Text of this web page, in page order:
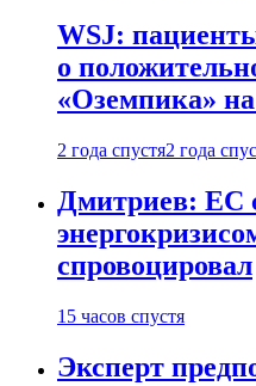
WSJ:
о
«Оземпика»
2 года спустя2 года
Дмитриев: ЕС
спровоцировал
15 часов спустя
Эксперт